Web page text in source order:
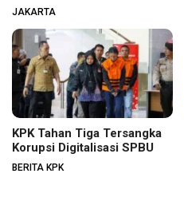
JAKARTA
KPK Tahan Tiga Tersangka
Korupsi Digitalisasi SPBU
BERITA KPK